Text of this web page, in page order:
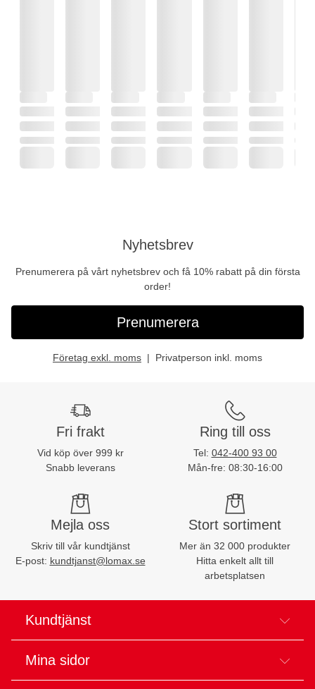
Nyhetsbrev
Prenumerera på vårt nyhetsbrev och få 10% rabatt på din första
order!
Prenumerera
Företag exkl. moms Privatperson inkl. moms
Fri frakt
Vid köp över 999 kr
Snabb leverans
Ring till oss
Tel: 042-400 93 00
Mån-fre: 08:30-16:00
Mejla oss
Skriv till vår kundtjänst
E-post: kundtjanst@lomax.se
Stort sortiment
Mer än 32 000 produkter
Hitta enkelt allt till
arbetsplatsen
Kundtjänst
Mina sidor